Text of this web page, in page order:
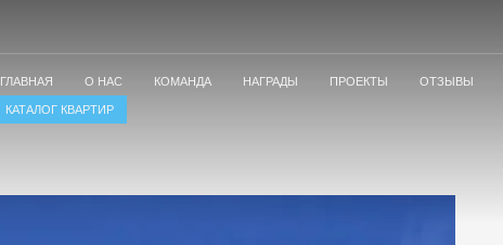
ГЛАВНАЯ О НАС КОМАНДА НАГРАДЫ ПРОЕКТЫ ОТЗЫВЫ
КАТАЛОГ КВАРТИР